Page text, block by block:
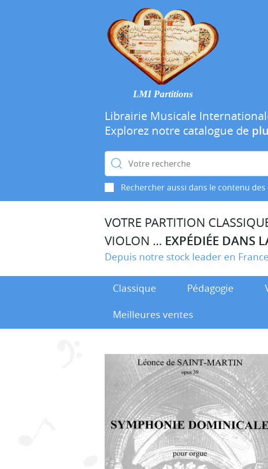
LMI Partitions
Librairie Musicale
Explorez notre catalogue de
Rechercher :
Rechercher aussi dans le contenu des
VOTRE PARTITION
VIOLON ... EXPÉDIÉE DANS
Depuis notre stock leader en
Classique Pédagogie
Meilleures ventes